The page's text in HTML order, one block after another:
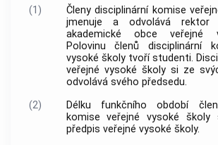
(1)
Členy disciplinární komise
jmenuje a odvolává
akademické obce veřejné
Polovinu členů disciplinární
vysoké školy tvoří studenti.
veřejné vysoké školy si ze
odvolává svého předsedu.
(2)
Délku funkčního období
komise veřejné vysoké školy
předpis veřejné vysoké školy.